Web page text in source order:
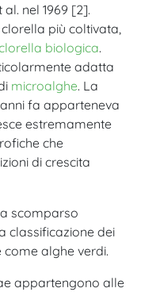
nel 1969 [2].
più coltivata,
biologica.
adatta
microalghe. La
fa apparteneva
estremamente
che
di crescita
scomparso
classificazione dei
alghe verdi.
appartengono alle